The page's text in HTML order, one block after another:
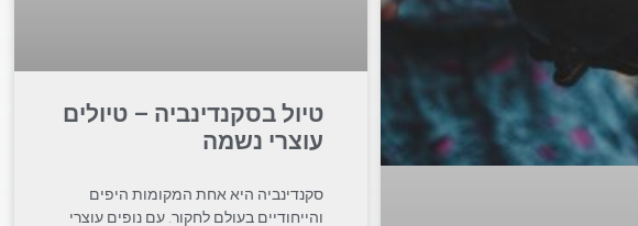
טיול בסקנדינביה – טיולים
עוצרי נשמה
סקנדינביה היא אחת המקומות היפים
והייחודיים בעולם לחקור. עם נופים עוצרי